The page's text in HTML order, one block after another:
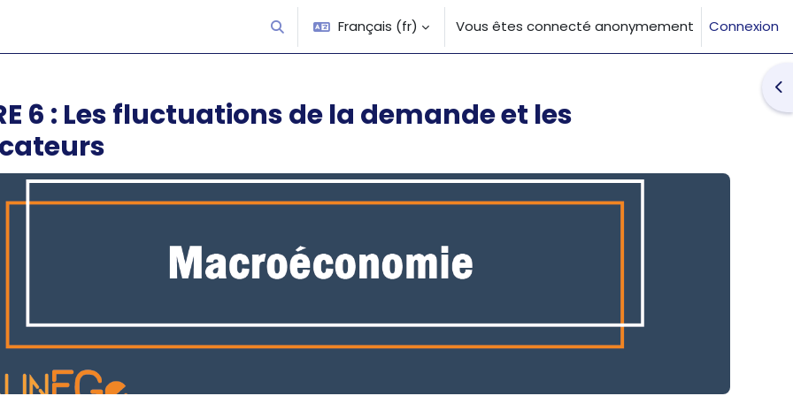
Activer/désactiver la saisie de recherche
Français ‎(fr)‎ Vous êtes connecté anonymement Connexion
6 : Les fluctuations de la demande et les